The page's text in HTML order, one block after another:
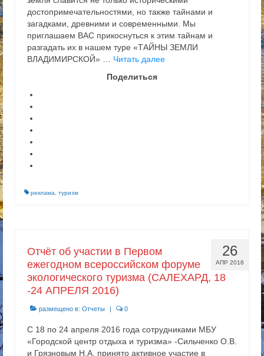
достопримечательностями, но также тайнами и
загадками, древними и современными. Мы
приглашаем ВАС прикоснуться к этим тайнам и
разгадать их в нашем туре «ТАЙНЫ ЗЕМЛИ
ВЛАДИМИРСКОЙ» … Читать далее
Поделиться
реклама туризм
26
АПР 2016
Отчёт об участии в Первом
ежегодном всероссийском форуме
экологического туризма (САЛЕХАРД, 18
-24 АПРЕЛЯ 2016)
размещено в: Отчеты | 0
С 18 по 24 апреля 2016 года сотрудниками МБУ
«Городской центр отдыха и туризма» -Сильченко О.В.
и Грязновым Н.А. принято активное участие в